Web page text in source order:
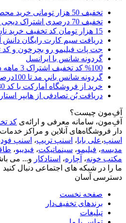
تخفیف 50 هزار تومانی خرید محصولات پروتئینی اسنپ فود
تخفیف 70 درصدی اشتراک دیجی پلاس از دیجی کالا
15 هزار تومان کد تخفیف خرید نان از اسنپ فود
دریافت سیم کارت رایگان دانش
جت پات فیلیمو رو بچرخون و کد
گردونه شانس با ایرانسل
%100 کد تخفیف اشتراک 3 ماهه دیجی پلاس از دیجی کالا
گردونه شانس بانی مد تا 100درصد تخفیف
خرید از فروشگاه اُمارکت با کد 30 هزار تومانی اکالا
دریافت بُن تصادفی از هایپر
آفِ‌مون چیست؟
آفِ‌مون، سامانه معرفی و ارائه‌ی کد
دار فروشگاه‌های آنلاین و مراکز خدمات
اسنپ،علی بابا، اسنپ تریپ، اسنپ فود
مدیسه، فیلیمو، سینماتیکت، فیدیبو،
مکتب خونه، آچاره، استادکار و... می
ما را در شبکه های اجتماعی دنبال کنید
دسترسی آسان
صفحه نخست
برندهای تخفیف‌دار
تبلیغات